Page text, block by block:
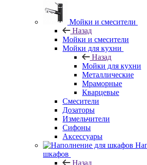
Мойки и смесители
Назад
Мойки и смесители
Мойки для кухни
Назад
Мойки для кухни
Металлические
Мраморные
Кварцевые
Смесители
Дозаторы
Измельчители
Сифоны
Аксессуары
шкафов
Назад